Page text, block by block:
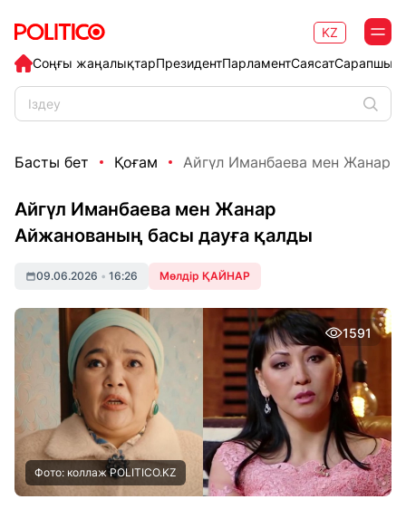
Соңғы жаңалықтарПрезидентПарламентСаясат
KZ
Басты бет Қоғам Айгүл Иманбаева мен Жанар
Айгүл Иманбаева мен Жанар
Айжанованың басы дауға қалды
09.06.2026 • 16:26 Мөлдір ҚАЙНАР
1591
Фото: коллаж POLITICO.KZ